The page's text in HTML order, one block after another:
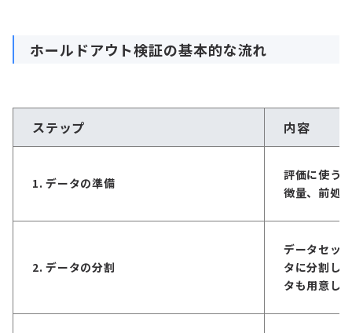
ホールドアウト検証の基本的な流れ
ステップ 内容
1. データの準備
評価に使う
徴量、前処
2. データの分割
データセッ
タに分割し
タも用意し